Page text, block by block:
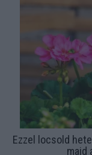
Ezzel locsold
majd